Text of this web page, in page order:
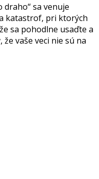
sa venuje
katastrof, pri ktorých
sa pohodlne usaďte a
vaše veci nie sú na